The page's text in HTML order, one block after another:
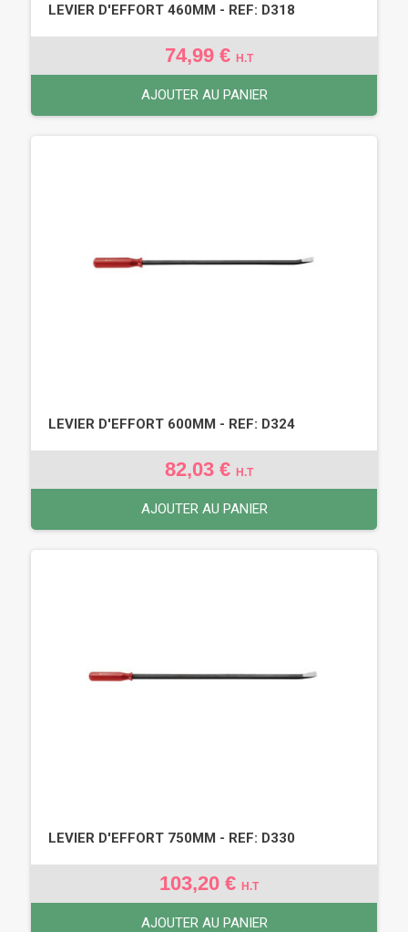
LEVIER D'EFFORT 460MM - REF: D318
74,99 € H.T
AJOUTER AU PANIER
LEVIER D'EFFORT 600MM - REF: D324
82,03 € H.T
AJOUTER AU PANIER
LEVIER D'EFFORT 750MM - REF: D330
103,20 € H.T
AJOUTER AU PANIER